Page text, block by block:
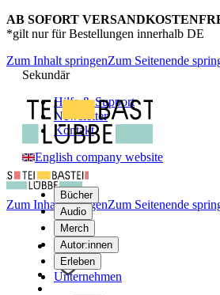
AB SOFORT
*gilt nur für Bestellungen innerhalb DE
Zum Inhalt springenZum Seitenende
Sekundär
Hilfe & Support
Newsletter
Kontakt
English company website
Bücher
Audio
Merch
Autor:innen
Erleben
Unternehmen
Zum Inhalt springenZum Seitenende